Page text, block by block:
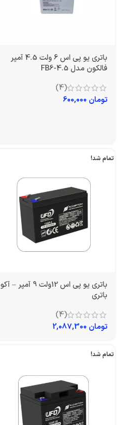
باتری یو پی اس 6 ولت 4.5 آمپر
فالکون مدل FB6-4.5
(4)
تومان
تمام شد!
باتری یو پی اس 12ولت 9 آمپر – آکو
باتری
(4)
تومان
تمام شد!